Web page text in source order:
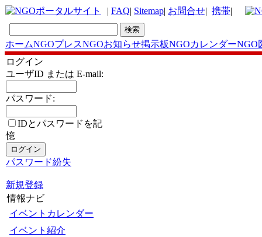
| FAQ| Sitemap| お問合せ| 携帯|
ホームNGOプレスNGOお知らせ掲示板NGOカレンダーNGO
ログイン
ユーザID または E-mail:
パスワード:
IDとパスワードを記
憶
パスワード紛失
新規登録
情報ナビ
イベントカレンダー
イベント紹介